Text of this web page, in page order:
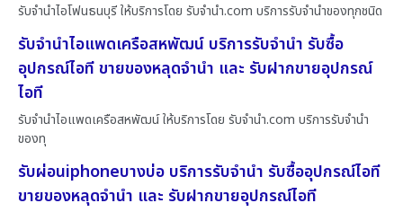
รับจำนำไอโฟนธนบุรี ให้บริการโดย รับจํานํา.com บริการรับจำนำของทุกชนิด
รับจำนำไอแพดเครือสหพัฒน์ บริการรับจำนำ รับซื้อ
อุปกรณ์ไอที ขายของหลุดจำนำ และ รับฝากขายอุปกรณ์
ไอที
รับจำนำไอแพดเครือสหพัฒน์ ให้บริการโดย รับจํานํา.com บริการรับจำนำ
ของทุ
รับผ่อนiphoneบางบ่อ บริการรับจำนำ รับซื้ออุปกรณ์ไอที
ขายของหลุดจำนำ และ รับฝากขายอุปกรณ์ไอที